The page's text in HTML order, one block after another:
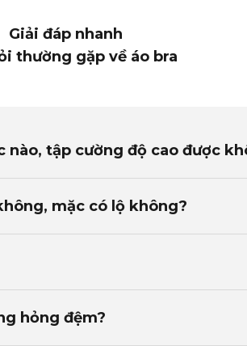
Giải đáp nhanh
thường gặp về áo bra
nào, tập cường độ cao được
mặc có lộ không?
hỏng đệm?